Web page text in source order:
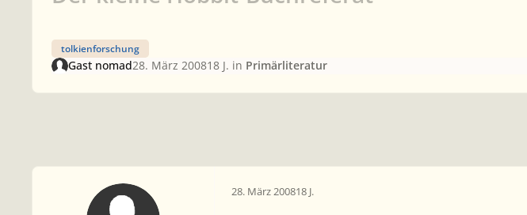
tolkienforschung
Gast nomad28. März 200818 J. in Primärliteratur
28. März 200818 J.